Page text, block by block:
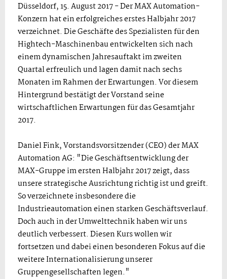
Düsseldorf, 15. August 2017 - Der MAX Automation-
Konzern hat ein erfolgreiches erstes Halbjahr 2017
verzeichnet. Die Geschäfte des Spezialisten für den
Hightech-Maschinenbau entwickelten sich nach
einem dynamischen Jahresauftakt im zweiten
Quartal erfreulich und lagen damit nach sechs
Monaten im Rahmen der Erwartungen. Vor diesem
Hintergrund bestätigt der Vorstand seine
wirtschaftlichen Erwartungen für das Gesamtjahr
2017.
Daniel Fink, Vorstandsvorsitzender (CEO) der MAX
Automation AG: "Die Geschäftsentwicklung der
MAX-Gruppe im ersten Halbjahr 2017 zeigt, dass
unsere strategische Ausrichtung richtig ist und greift.
So verzeichnete insbesondere die
Industrieautomation einen starken Geschäftsverlauf.
Doch auch in der Umwelttechnik haben wir uns
deutlich verbessert. Diesen Kurs wollen wir
fortsetzen und dabei einen besonderen Fokus auf die
weitere Internationalisierung unserer
Gruppengesellschaften legen."